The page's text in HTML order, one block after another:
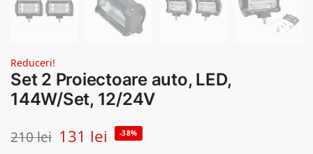
Reduceri!
Set 2 Proiectoare auto, LED,
144W/Set, 12/24V
210lei 131 lei -38%